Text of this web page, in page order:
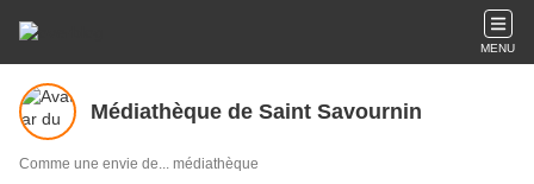
MENU
Médiathèque de Saint Savournin
Comme une envie de... médiathèque